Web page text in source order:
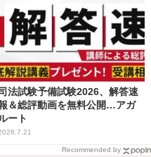
法試験予備試験2026、解答速
＆総評動画を無料公開…アガ
ート
Recommended by